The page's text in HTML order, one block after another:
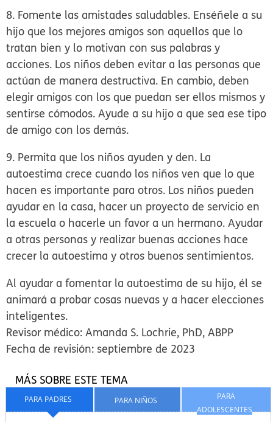
8. Fomente las amistades saludables. Enséñele a su
hijo que los mejores amigos son aquellos que lo
tratan bien y lo motivan con sus palabras y
acciones. Los niños deben evitar a las personas que
actúan de manera destructiva. En cambio, deben
elegir amigos con los que puedan ser ellos mismos y
sentirse cómodos. Ayude a su hijo a que sea ese tipo
de amigo con los demás.
9. Permita que los niños ayuden y den. La
autoestima crece cuando los niños ven que lo que
hacen es importante para otros. Los niños pueden
ayudar en la casa, hacer un proyecto de servicio en
la escuela o hacerle un favor a un hermano. Ayudar
a otras personas y realizar buenas acciones hace
crecer la autoestima y otros buenos sentimientos.
Al ayudar a fomentar la autoestima de su hijo, él se
animará a probar cosas nuevas y a hacer elecciones
inteligentes.
Revisor médico: Amanda S. Lochrie, PhD, ABPP
Fecha de revisión: septiembre de 2023
PARA
ADOLESCENTES
PARA NIÑOS
PARA PADRES
MÁS SOBRE ESTE TEMA